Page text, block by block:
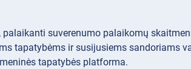
suverenumo palaikomų
tapatybėms ir susijusiems sandoriams
tapatybės platforma.